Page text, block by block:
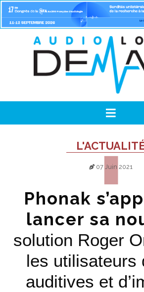
07 Juin 2021
Phonak
lancer sa
solution Roger
les utilisateurs
auditives et